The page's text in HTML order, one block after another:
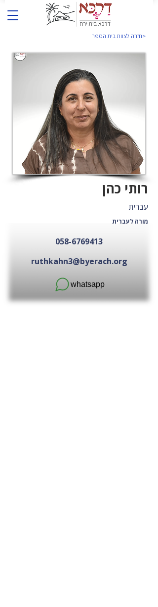
<חזרה לצוות בית הספר
רותי כהן
עברית
מורה לעברית
058-6769413
ruthkahn3@byerach.org
whatsapp